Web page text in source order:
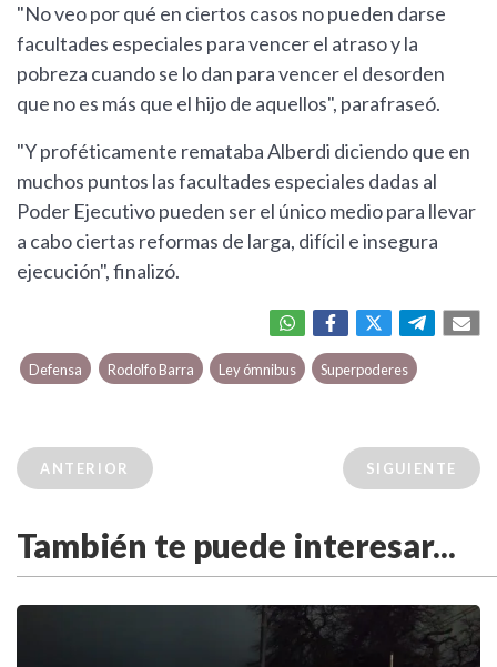
"No veo por qué en ciertos casos no pueden darse
facultades especiales para vencer el atraso y la
pobreza cuando se lo dan para vencer el desorden
que no es más que el hijo de aquellos", parafraseó.
"Y proféticamente remataba Alberdi diciendo que en
muchos puntos las facultades especiales dadas al
Poder Ejecutivo pueden ser el único medio para llevar
a cabo ciertas reformas de larga, difícil e insegura
ejecución", finalizó.
Defensa Rodolfo Barra Ley ómnibus Superpoderes
ANTERIOR SIGUIENTE
También te puede interesar...